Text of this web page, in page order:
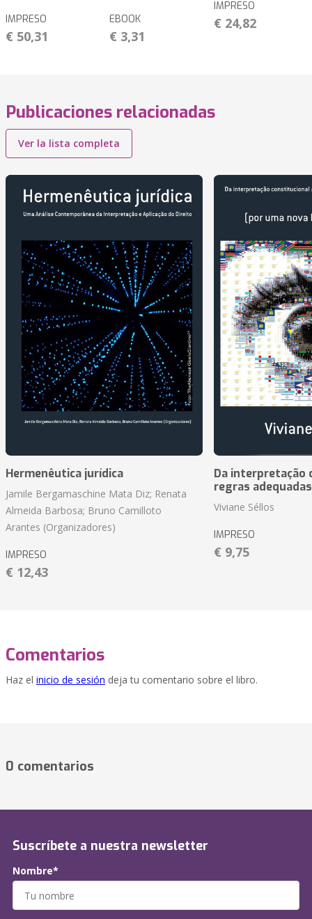
IMPRESO
€ 50,31
EBOOK
€ 3,31
IMPRESO
€ 24,82
Publicaciones relacionadas
Ver la lista completa
Hermenêutica jurídica
Jamile Bergamaschine Mata Diz; Renata
Almeida Barbosa; Bruno Camilloto
Arantes (Organizadores)
IMPRESO
€ 12,43
Da interpretação
regras
Viviane Séllos
IMPRESO
€ 9,75
Comentarios
Haz el inicio de sesión deja tu comentario sobre el libro.
0 comentarios
Suscríbete a nuestra newsletter
Nombre*